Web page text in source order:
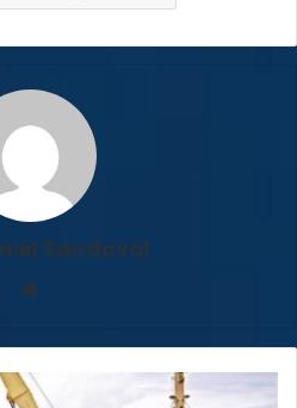
Sandoval